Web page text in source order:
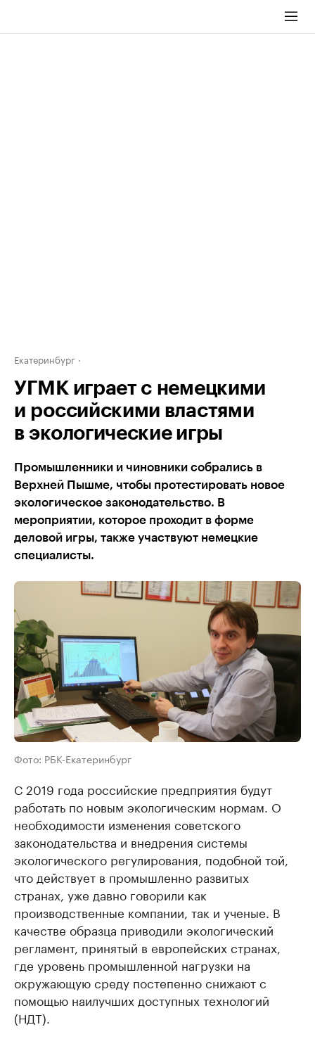
Екатеринбург
УГМК играет с немецкими
и российскими властями
в экологические игры
Промышленники и чиновники собрались в
Верхней Пышме, чтобы протестировать новое
экологическое законодательство. В
мероприятии, которое проходит в форме
деловой игры, также участвуют немецкие
специалисты.
Фото: РБК-Екатеринбург
С 2019 года российские предприятия будут
работать по новым экологическим нормам. О
необходимости изменения советского
законодательства и внедрения системы
экологического регулирования, подобной той,
что действует в промышленно развитых
странах, уже давно говорили как
производственные компании, так и ученые. В
качестве образца приводили экологический
регламент, принятый в европейских странах,
где уровень промышленной нагрузки на
окружающую среду постепенно снижают с
помощью наилучших доступных технологий
(НДТ).